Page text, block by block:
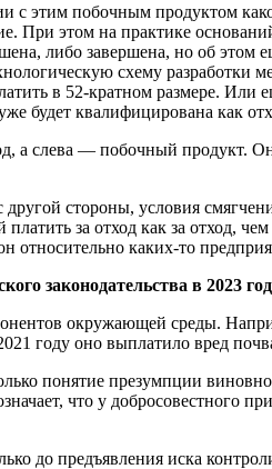
побочным продуктом
При этом на практике
либо завершена, но об
схему
в 52-кратном размере.
будет квалифицирована как
а слева — побочный продукт.
стороны, условия
за отход как за отход,
относительно каких-то
законодательства в 2023
окружающей среды.
году оно выплатило вред
понятие презумпции
что у добросовестного
до предъявления иска